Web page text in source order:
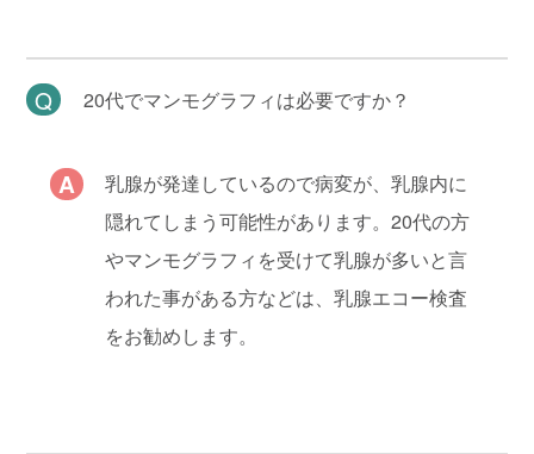
20代でマンモグラフィは必要ですか？
乳腺が発達しているので病変が、乳腺内に
隠れてしまう可能性があります。20代の方
やマンモグラフィを受けて乳腺が多いと言
われた事がある方などは、乳腺エコー検査
をお勧めします。